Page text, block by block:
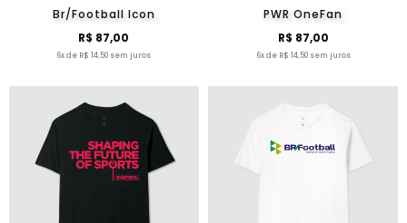
Br/Football Icon
R$ 87,00
6x de R$ 14,50 sem juros
PWR OneFan
R$ 87,00
6x de R$ 14,50 sem juros